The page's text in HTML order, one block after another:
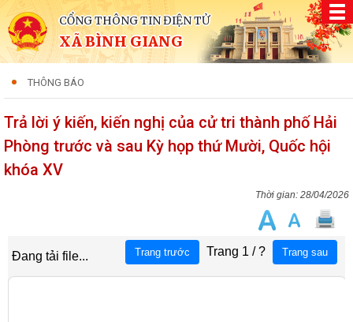
CỔNG THÔNG TIN ĐIỆN TỬ
XÃ BÌNH GIANG
THÔNG BÁO
Trả lời ý kiến, kiến nghị của cử tri thành phố Hải
Phòng trước và sau Kỳ họp thứ Mười, Quốc hội
khóa XV
28/04/2026